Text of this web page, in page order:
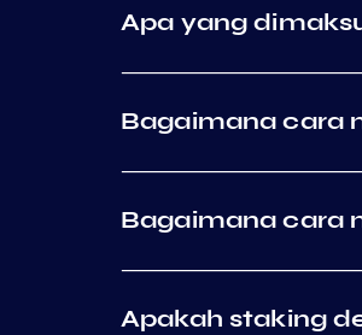
Apa yang
Bagaimana cara
Bagaimana cara
Apakah staking